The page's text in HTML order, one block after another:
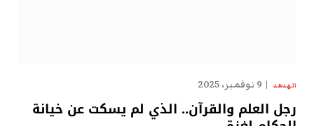
الهدهد 9 نوفمبر، 2025
رجل العلم والقرآن.. الذي لم يسكت عن خيانة